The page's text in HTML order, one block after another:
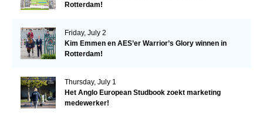
Rotterdam!
Friday, July 2
Kim Emmen en AES’er Warrior’s Glory winnen in
Rotterdam!
Thursday, July 1
Het Anglo European Studbook zoekt marketing
medewerker!